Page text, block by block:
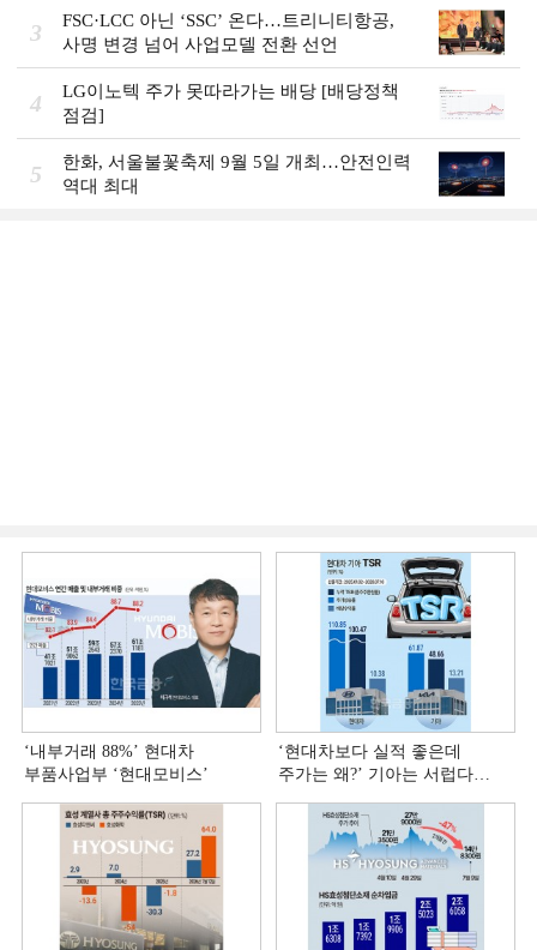
3
FSC·LCC 아닌 ‘SSC’ 온다…트리니티항공,
사명 변경 넘어 사업모델 전환 선언
4
LG이노텍 주가 못따라가는 배당 [배당정책
점검]
5
한화, 서울불꽃축제 9월 5일 개최…안전인력
역대 최대
‘내부거래 88%ʼ 현대차
부품사업부 ‘현대모비스ʼ
‘현대차보다 실적 좋은데
주가는 왜?ʼ 기아는 서럽다